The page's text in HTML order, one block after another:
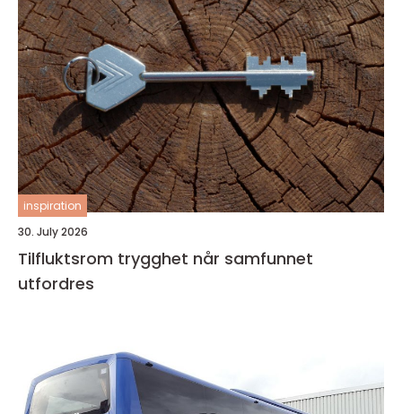
inspiration
30. July 2026
Tilfluktsrom trygghet når samfunnet
utfordres